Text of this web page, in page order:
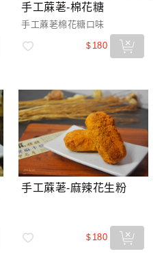
手工蔴荖-棉花糖
手工蔴荖棉花糖口味
$ 180
手工蔴荖-麻辣花生粉
$ 180